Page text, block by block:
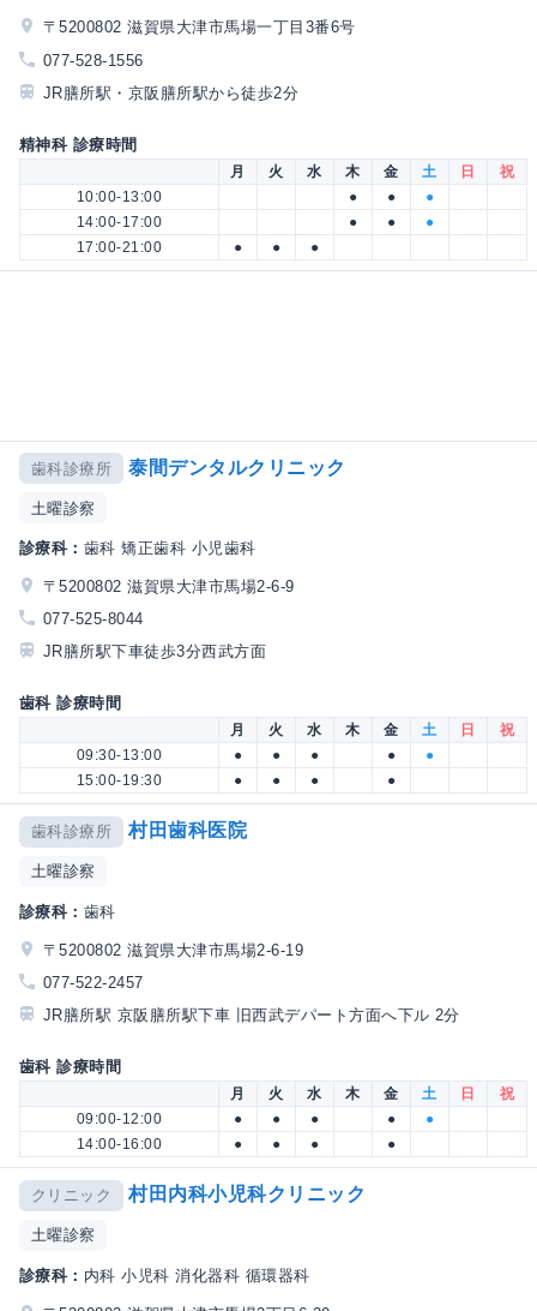
〒5200802 滋賀県大津市馬場一丁目3番6号
077-528-1556
JR膳所駅・京阪膳所駅から徒歩2分
精神科 診療時間
月 火 水 木 金 土 日
祝
10:00-13:00
● ●
●
14:00-17:00
● ●
●
17:00-21:00
● ● ●
歯科診療所 泰間デンタルクリニック
土曜診察
診療科： 歯科 矯正歯科 小児歯科
〒5200802 滋賀県大津市馬場2-6-9
077-525-8044
JR膳所駅下車徒歩3分西武方面
歯科 診療時間
月 火 水 木 金 土 日
祝
09:30-13:00
● ● ● ●
●
15:00-19:30
● ● ● ●
歯科診療所 村田歯科医院
土曜診察
診療科： 歯科
〒5200802 滋賀県大津市馬場2-6-19
077-522-2457
JR膳所駅 京阪膳所駅下車 旧西武デパート方面へ下ル 2分
歯科 診療時間
月 火 水 木 金 土 日
祝
09:00-12:00
● ● ● ●
●
14:00-16:00
● ● ● ●
クリニック 村田内科小児科クリニック
土曜診察
診療科： 内科 小児科 消化器科 循環器科